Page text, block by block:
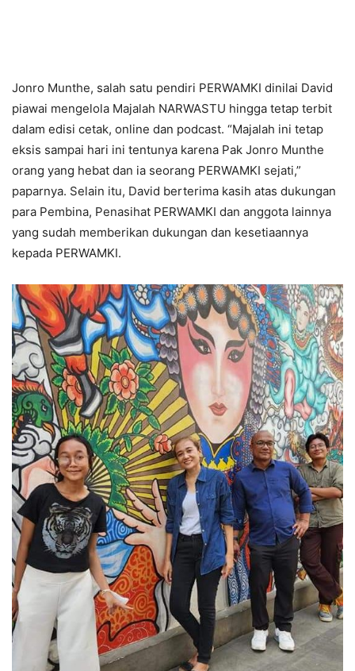
Jonro Munthe, salah satu pendiri PERWAMKI dinilai David
piawai mengelola Majalah NARWASTU hingga tetap terbit
dalam edisi cetak, online dan podcast. “Majalah ini tetap
eksis sampai hari ini tentunya karena Pak Jonro Munthe
orang yang hebat dan ia seorang PERWAMKI sejati,”
paparnya. Selain itu, David berterima kasih atas dukungan
para Pembina, Penasihat PERWAMKI dan anggota lainnya
yang sudah memberikan dukungan dan kesetiaannya
kepada PERWAMKI.